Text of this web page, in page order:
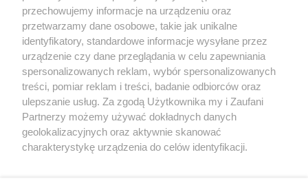
Społeczeństwo
Kultura
X Facebook Instagram Youtube
przechowujemy informacje na urządzeniu oraz
przetwarzamy dane osobowe, takie jak unikalne
identyfikatory, standardowe informacje wysyłane przez
urządzenie czy dane przeglądania w celu zapewniania
spersonalizowanych reklam, wybór spersonalizowanych
treści, pomiar reklam i treści, badanie odbiorców oraz
ulepszanie usług. Za zgodą Użytkownika my i Zaufani
Partnerzy możemy używać dokładnych danych
geolokalizacyjnych oraz aktywnie skanować
charakterystykę urządzenia do celów identyfikacji.